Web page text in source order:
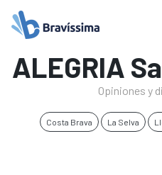
ALEGRIA
Opiniones y
Costa Brava La Selva